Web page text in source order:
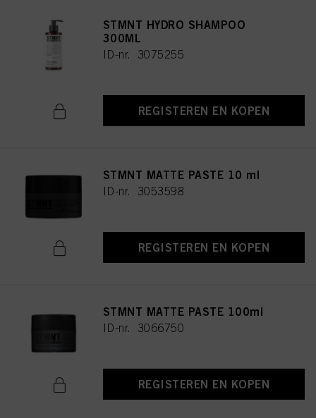
STMNT HYDRO SHAMPOO
300ML
ID-nr. 3075255
REGISTEREN EN KOPEN
STMNT MATTE PASTE 10 ml
ID-nr. 3053598
REGISTEREN EN KOPEN
STMNT MATTE PASTE 100ml
ID-nr. 3066750
REGISTEREN EN KOPEN